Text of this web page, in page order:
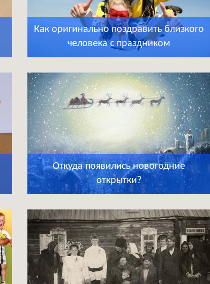
Как оригинально поздравить близкого
человека с праздником
Откуда появились новогодние
открытки?